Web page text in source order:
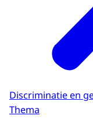
Discriminatie en
Thema